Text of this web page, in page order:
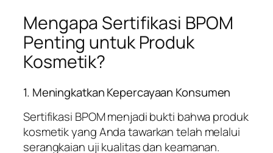
Mengapa Sertifikasi BPOM
Penting untuk Produk
Kosmetik?
1. Meningkatkan Kepercayaan Konsumen
Sertifikasi BPOM menjadi bukti bahwa produk
kosmetik yang Anda tawarkan telah melalui
serangkaian uji kualitas dan keamanan.